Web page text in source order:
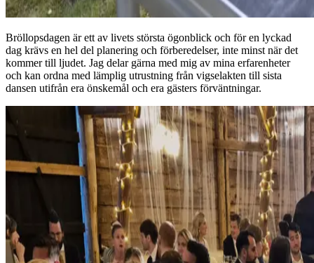
Bröllopsdagen är ett av livets största ögonblick och för en lyckad
dag krävs en hel del planering och förberedelser, inte minst när det
kommer till ljudet. Jag delar gärna med mig av mina erfarenheter
och kan ordna med lämplig utrustning från vigselakten till sista
dansen utifrån era önskemål och era gästers förväntningar.